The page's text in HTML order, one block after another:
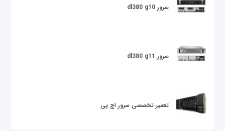
سرور dl380 g10
سرور dl380 g11
تعمیر تخصصی سرور اچ پی